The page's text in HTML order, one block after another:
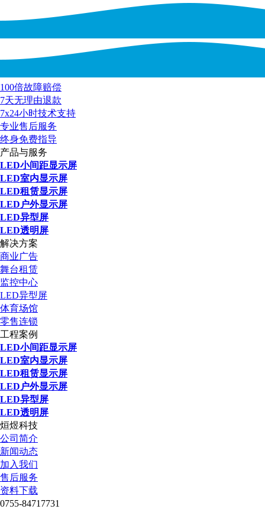
100倍故障赔偿
7天无理由退款
7x24小时技术支持
专业售后服务
终身免费指导
产品与服务
LED小间距显示屏
LED室内显示屏
LED租赁显示屏
LED户外显示屏
LED异型屏
LED透明屏
解决方案
商业广告
舞台租赁
监控中心
LED异型屏
体育场馆
零售连锁
工程案例
LED小间距显示屏
LED室内显示屏
LED租赁显示屏
LED户外显示屏
LED异型屏
LED透明屏
烜煜科技
公司简介
新闻动态
加入我们
售后服务
资料下载
0755-84717731